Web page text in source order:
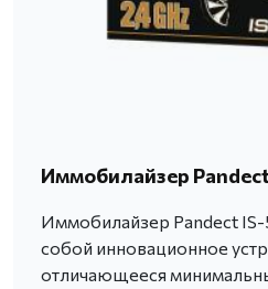
Иммобилайзер
Иммобилайзер Pandect IS-
собой инновационное
отличающееся